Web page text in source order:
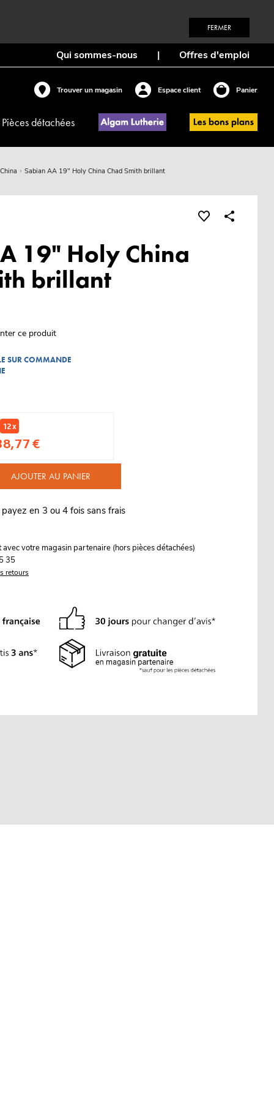
FERMER
Qui sommes-nous | Offres d'emploi
Trouver un magasin Espace client Panier
Pièces détachées
China Sabian AA 19" Holy China Chad Smith brillant
19" Holy China
brillant
ce produit
SUR COMMANDE
12 x
€
AJOUTER AU PANIER
en 3 ou 4 fois sans frais
avec votre magasin partenaire (hors pièces détachées)
35
retours